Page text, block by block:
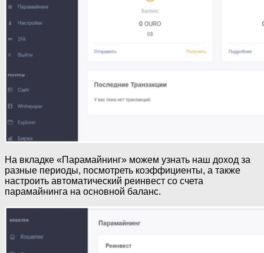
На вкладке «Парамайнинг» можем узнать наш доход за
разные периоды, посмотреть коэффициенты, а также
настроить автоматический реинвест со счета
парамайнинга на основной баланс.